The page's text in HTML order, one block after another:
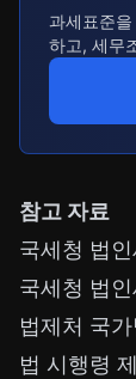
과세표준
하고, 세무
참고 자료
국세청 법
국세청 법
법제처 국
법 시행령